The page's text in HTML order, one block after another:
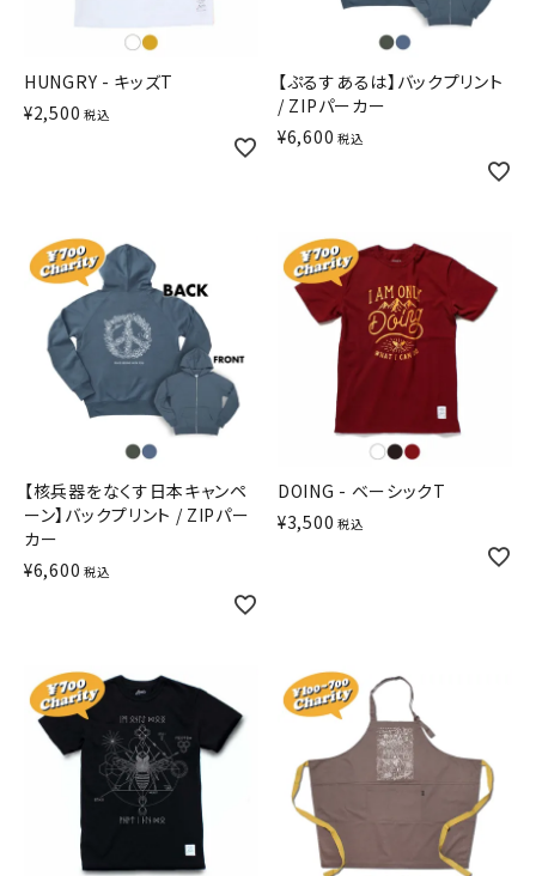
HUNGRY - キッズT
¥2,500 税込
【ぷるすあるは】バックプリント
/ ZIPパーカー
¥6,600 税込
【核兵器をなくす日本キャンペ
ーン】バックプリント / ZIPパー
カー
¥6,600 税込
DOING - ベーシックT
¥3,500 税込